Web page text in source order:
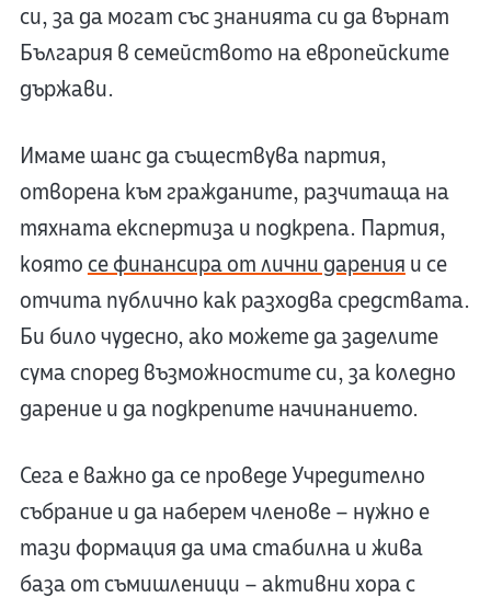
си, за да могат със знанията си да върнат
България в семейството на европейските
държави.
Имаме шанс да съществува партия,
отворена към гражданите, разчитаща на
тяхната експертиза и подкрепа. Партия,
която се финансира от лични дарения и се
отчита публично как разходва средствата.
Би било чудесно, ако можете да заделите
сума според възможностите си, за коледно
дарение и да подкрепите начинанието.
Сега е важно да се проведе Учредително
събрание и да наберем членове – нужно е
тази формация да има стабилна и жива
база от съмишленици – активни хора с